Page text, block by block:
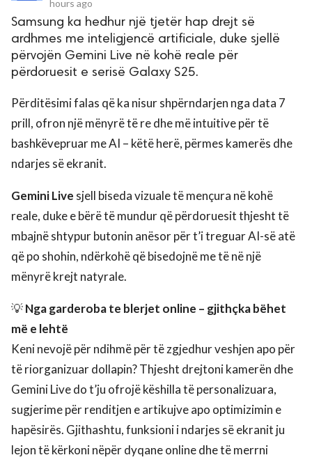
hours ago
Samsung ka hedhur një tjetër hap drejt së
ardhmes me inteligjencë artificiale, duke sjellë
përvojën Gemini Live në kohë reale për
përdoruesit e serisë Galaxy S25.
Përditësimi falas që ka nisur shpërndarjen nga data 7
prill, ofron një mënyrë të re dhe më intuitive për të
bashkëvepruar me AI – këtë herë, përmes kamerës dhe
ndarjes së ekranit.
Gemini Live sjell biseda vizuale të mençura në kohë
reale, duke e bërë të mundur që përdoruesit thjesht të
mbajnë shtypur butonin anësor për t’i treguar AI-së atë
që po shohin, ndërkohë që bisedojnë me të në një
mënyrë krejt natyrale.
💡Nga garderoba te blerjet online – gjithçka bëhet
më e lehtë
Keni nevojë për ndihmë për të zgjedhur veshjen apo për
të riorganizuar dollapin? Thjesht drejtoni kamerën dhe
Gemini Live do t’ju ofrojë këshilla të personalizuara,
sugjerime për renditjen e artikujve apo optimizimin e
hapësirës. Gjithashtu, funksioni i ndarjes së ekranit ju
lejon të kërkoni nëpër dyqane online dhe të merrni